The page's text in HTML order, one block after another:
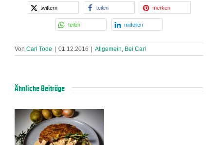
twittern teilen merken
teilen mitteilen
Von Carl Tode | 01.12.2016 | Allgemein Bei Carl
Ähnliche Beiträge